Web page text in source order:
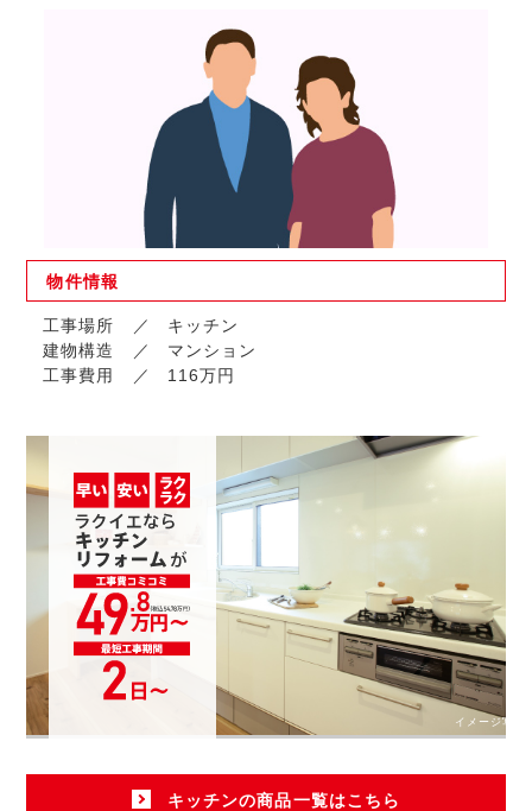
物件情報
工事場所
キッチン
建物構造
マンション
工事費用
116万円
イメージ写真
キッチンの商品一覧はこちら